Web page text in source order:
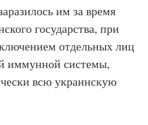
им за время
государства, при
отдельных лиц
иммунной системы,
всю украинскую